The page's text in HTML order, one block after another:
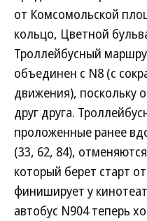
от Комсомольской
кольцо, Цветной
Троллейбусный
объединен с N8 (с
движения), поскольку
друг друга.
проложенные ранее
(33, 62, 84),
который берет старт
финиширует у
автобус N904 теперь